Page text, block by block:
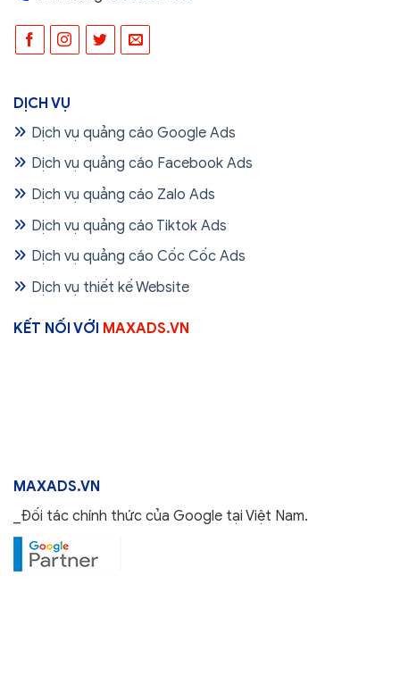
DỊCH VỤ
Dịch vụ quảng cáo Google Ads
Dịch vụ quảng cáo Facebook Ads
Dịch vụ quảng cáo Zalo Ads
Dịch vụ quảng cáo Tiktok Ads
Dịch vụ quảng cáo Cốc Cốc Ads
Dịch vụ thiết kế Website
KẾT NỐI VỚI MAXADS.VN
MAXADS.VN
_Đối tác chính thức của Google tại Việt Nam.